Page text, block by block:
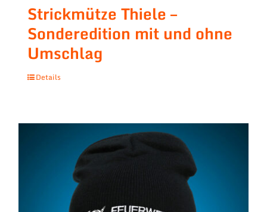
Strickmütze Thiele –
Sonderedition mit und ohne
Umschlag
Details